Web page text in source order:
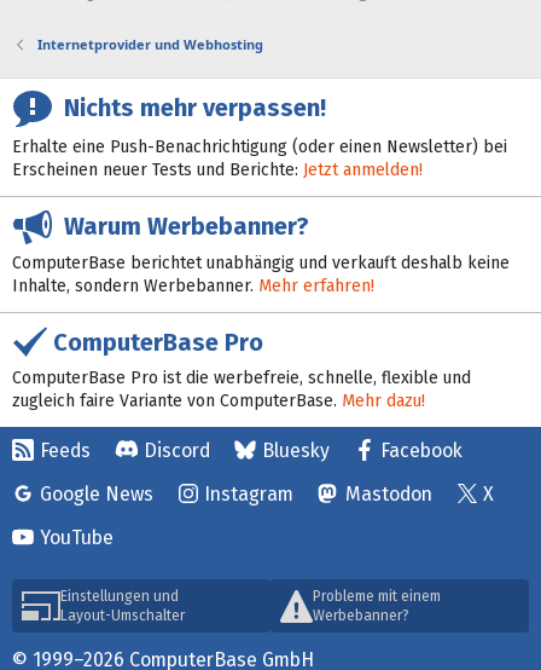
Internetprovider und Webhosting
Nichts mehr verpassen!
Erhalte eine Push-Benachrichtigung (oder einen Newsletter) bei
Erscheinen neuer Tests und Berichte: Jetzt anmelden!
Warum Werbebanner?
ComputerBase berichtet unabhängig und verkauft deshalb keine
Inhalte, sondern Werbebanner. Mehr erfahren!
ComputerBase Pro
ComputerBase Pro ist die werbefreie, schnelle, flexible und
zugleich faire Variante von ComputerBase. Mehr dazu!
Feeds Discord Bluesky
Facebook
Google News
Instagram Mastodon
X
YouTube
Einstellungen und
Layout-Umschalter
Probleme mit einem
Werbebanner?
© 1999–2026 ComputerBase GmbH